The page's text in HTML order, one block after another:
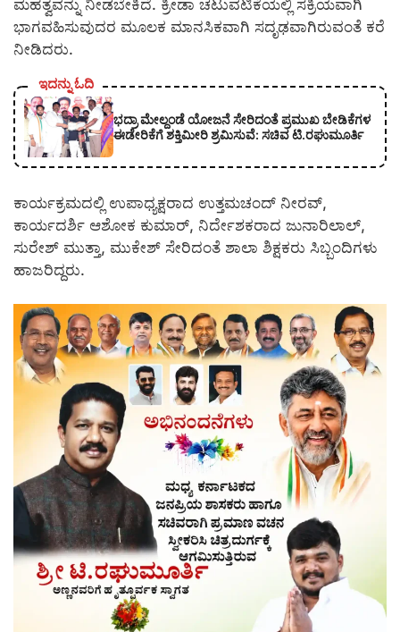
ಮಹತ್ವವನ್ನು ನೀಡಬೇಕಿದೆ. ಕ್ರೀಡಾ ಚಟುವಟಿಕೆಯಲ್ಲಿ ಸಕ್ರಿಯವಾಗಿ
ಭಾಗವಹಿಸುವುದರ ಮೂಲಕ ಮಾನಸಿಕವಾಗಿ ಸದೃಢವಾಗಿರುವಂತೆ ಕರೆ
ನೀಡಿದರು.
ಇದನ್ನು ಓದಿ
ಭದ್ರಾ ಮೇಲ್ದಂಡೆ ಯೋಜನೆ ಸೇರಿದಂತೆ ಪ್ರಮುಖ ಬೇಡಿಕೆಗಳ
ಈಡೇರಿಕೆಗೆ ಶಕ್ತಿಮೀರಿ ಶ್ರಮಿಸುವೆ: ಸಚಿವ ಟಿ.ರಘುಮೂರ್ತಿ
ಕಾರ್ಯಕ್ರಮದಲ್ಲಿ ಉಪಾಧ್ಯಕ್ಷರಾದ ಉತ್ತಮಚಂದ್ ನೀರವ್,
ಕಾರ್ಯದರ್ಶಿ ಆಶೋಕ ಕುಮಾರ್, ನಿರ್ದೇಶಕರಾದ ಜುನಾರಿಲಾಲ್,
ಸುರೇಶ್ ಮುತ್ತಾ, ಮುಕೇಶ್ ಸೇರಿದಂತೆ ಶಾಲಾ ಶಿಕ್ಷಕರು ಸಿಬ್ಬಂದಿಗಳು
ಹಾಜರಿದ್ದರು.